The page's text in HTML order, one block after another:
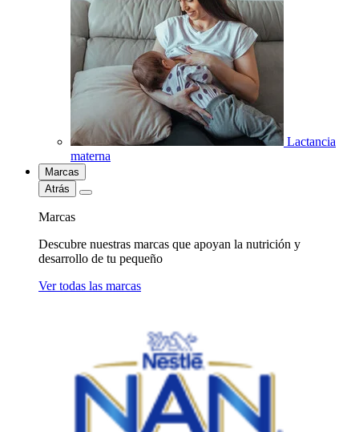
Lactancia
materna
Marcas
Atrás
Marcas
Descubre nuestras marcas que apoyan la nutrición y
desarrollo de tu pequeño
Ver todas las marcas